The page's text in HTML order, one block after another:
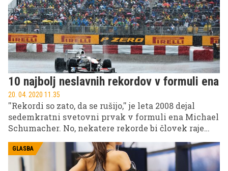
10 najbolj neslavnih rekordov v formuli ena
20. 04. 2020 11.35
''Rekordi so zato, da se rušijo,'' je leta 2008 dejal
sedemkratni svetovni prvak v formuli ena Michael
Schumacher. No, nekatere rekorde bi človek raje
neslavni mejniki, ki dirkačem oz. moštvom niso
ravno v ponos – a tako kot je vsaka reklama dobra
GLASBA